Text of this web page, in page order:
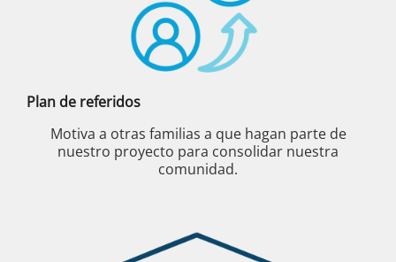
Plan de referidos
Motiva a otras familias a que hagan parte de
nuestro proyecto para consolidar nuestra
comunidad.